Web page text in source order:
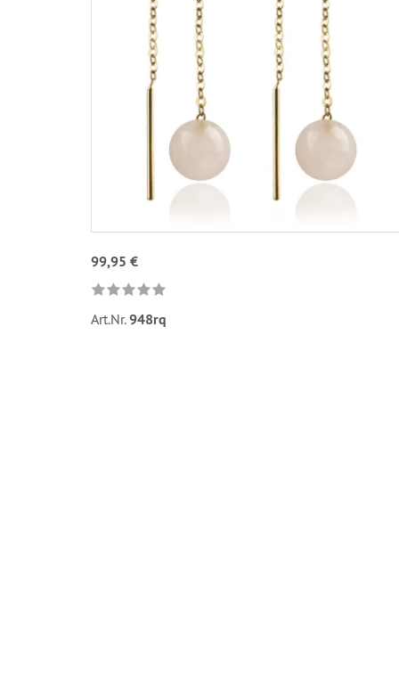
99,95 €
Art.Nr.948rq